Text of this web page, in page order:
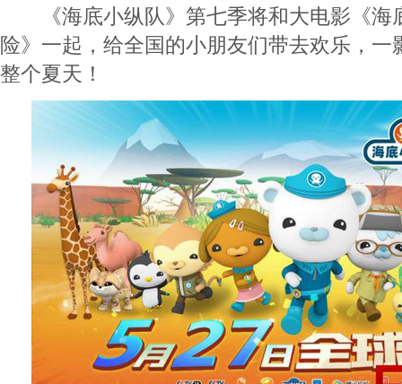
《海底小纵队》第七季将和大电影《海
险》一起，给全国的小朋友们带去欢乐，一
整个夏天！